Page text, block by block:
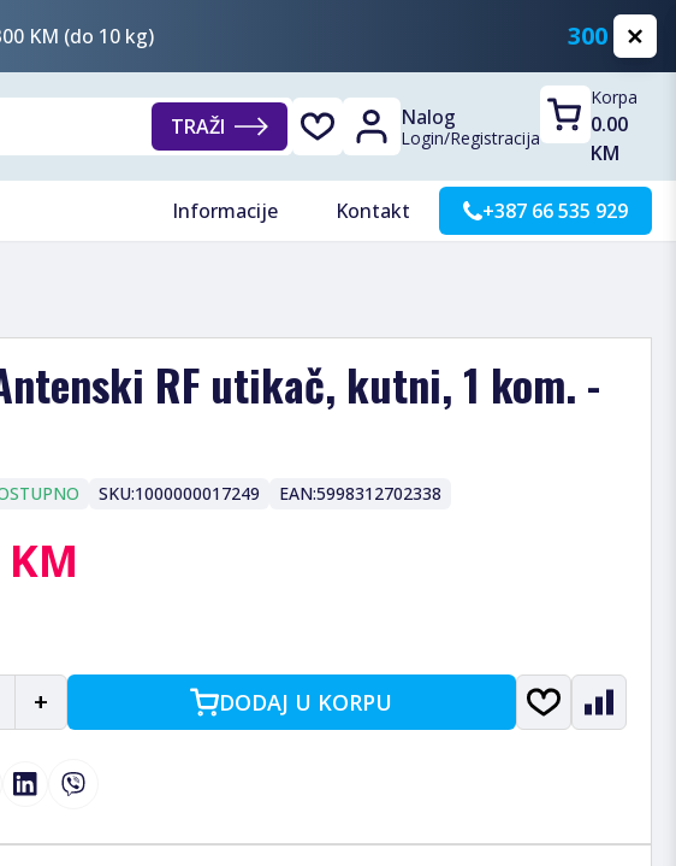
KM (do 10 kg) 300 KM
TRAŽI Nalog
Login/Registracija
Korpa
0.00
KM
Informacije Kontakt +387 66 535 929
RF utikač, kutni, 1 kom. -
SKU:1000000017249 EAN:5998312702338
+ DODAJ U KORPU